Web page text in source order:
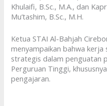
Khulaifi, B.Sc., M.A., dan
Mu’tashim, B.Sc., M.H.
Ketua STAI Al-Bahjah
menyampaikan bahwa kerja
strategis dalam penguatan
Perguruan Tinggi,
pengajaran.